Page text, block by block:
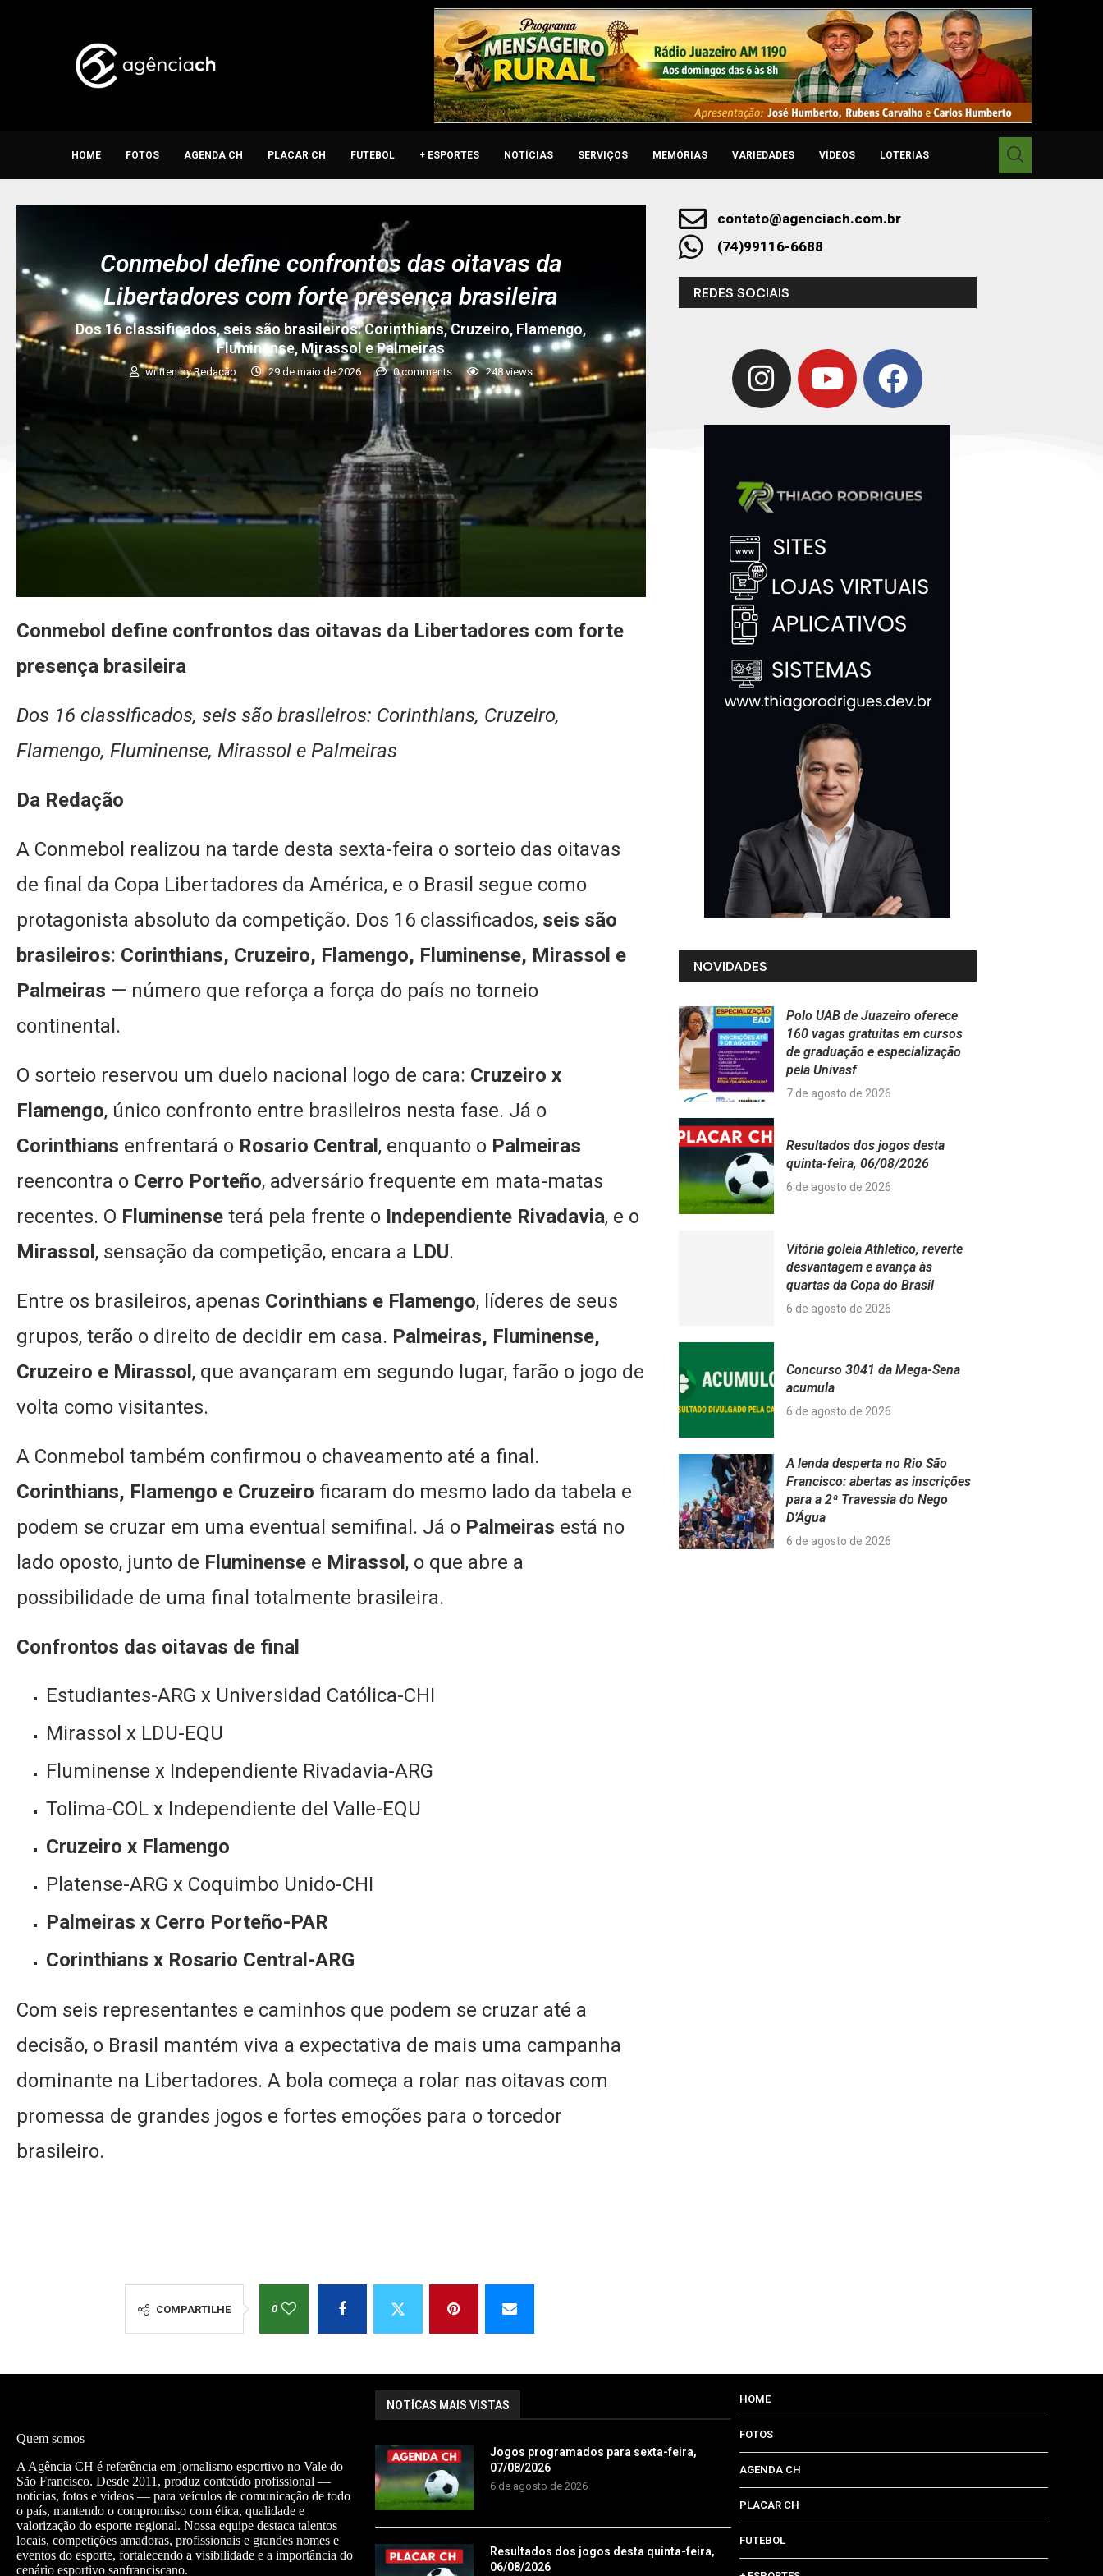
HOME FOTOS AGENDA CH PLACAR CH FUTEBOL + ESPORTES NOTÍCIAS SERVIÇOS MEMÓRIAS VARIEDADES VÍDEOS LOTERIAS
Conmebol define confrontos das oitavas da
Libertadores com forte presença brasileira
Dos 16 classificados, seis são brasileiros: Corinthians, Cruzeiro, Flamengo,
Fluminense, Mirassol e Palmeiras
written byRedação 29 de maio de 2026 0 comments 248views
Conmebol define confrontos das oitavas da Libertadores com forte
presença brasileira
Dos 16 classificados, seis são brasileiros: Corinthians, Cruzeiro,
Flamengo, Fluminense, Mirassol e Palmeiras
Da Redação
A Conmebol realizou na tarde desta sexta-feira o sorteio das oitavas
de final da Copa Libertadores da América, e o Brasil segue como
protagonista absoluto da competição. Dos 16 classificados, seis são
brasileiros: Corinthians, Cruzeiro, Flamengo, Fluminense, Mirassol e
Palmeiras — número que reforça a força do país no torneio
continental.
O sorteio reservou um duelo nacional logo de cara: Cruzeiro x
Flamengo, único confronto entre brasileiros nesta fase. Já o
Corinthians enfrentará o Rosario Central , enquanto o Palmeiras
reencontra o Cerro Porteño, adversário frequente em mata-matas
recentes. O Fluminense terá pela frente o Independiente Rivadavia, e o
Mirassol , sensação da competição, encara a LDU.
Entre os brasileiros, apenas Corinthians e Flamengo, líderes de seus
grupos, terão o direito de decidir em casa. Palmeiras, Fluminense,
Cruzeiro e Mirassol , que avançaram em segundo lugar, farão o jogo de
volta como visitantes.
A Conmebol também confirmou o chaveamento até a final.
Corinthians, Flamengo e Cruzeiro ficaram do mesmo lado da tabela e
podem se cruzar em uma eventual semifinal. Já o Palmeiras está no
lado oposto, junto de Fluminense e Mirassol , o que abre a
possibilidade de uma final totalmente brasileira.
Confrontos das oitavas de final
Estudiantes-ARG x Universidad Católica-CHI
Mirassol x LDU-EQU
Fluminense x Independiente Rivadavia-ARG
Tolima-COL x Independiente del Valle-EQU
Cruzeiro x Flamengo
Platense-ARG x Coquimbo Unido-CHI
Palmeiras x Cerro Porteño-PAR
Corinthians x Rosario Central-ARG
Com seis representantes e caminhos que podem se cruzar até a
decisão, o Brasil mantém viva a expectativa de mais uma campanha
dominante na Libertadores. A bola começa a rolar nas oitavas com
promessa de grandes jogos e fortes emoções para o torcedor
brasileiro.
COMPARTILHE 0
contato@agenciach.com.br
(74)99116-6688
REDES SOCIAIS
NOVIDADES
Polo UAB de Juazeiro oferece
160 vagas gratuitas em cursos
de graduação e especialização
pela Univasf
7 de agosto de 2026
Resultados dos jogos desta
quinta-feira, 06/08/2026
6 de agosto de 2026
Vitória goleia Athletico, reverte
desvantagem e avança às
quartas da Copa do Brasil
6 de agosto de 2026
Concurso 3041 da Mega-Sena
acumula
6 de agosto de 2026
A lenda desperta no Rio São
Francisco: abertas as inscrições
para a 2ª Travessia do Nego
D’Água
6 de agosto de 2026
Quem somos
A Agência CH é referência em jornalismo esportivo no Vale do
São Francisco. Desde 2011, produz conteúdo profissional —
notícias, fotos e vídeos — para veículos de comunicação de todo
o país, mantendo o compromisso com ética, qualidade e
valorização do esporte regional. Nossa equipe destaca talentos
locais, competições amadoras, profissionais e grandes nomes e
eventos do esporte, fortalecendo a visibilidade e a importância do
cenário esportivo sanfranciscano.
NOTÍCAS MAIS VISTAS
Jogos programados para sexta-feira,
07/08/2026
6 de agosto de 2026
Resultados dos jogos desta quinta-feira,
06/08/2026
HOME
FOTOS
AGENDA CH
PLACAR CH
FUTEBOL